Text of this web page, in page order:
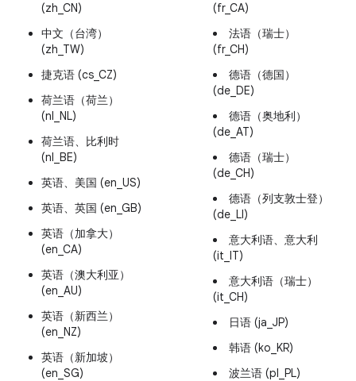
(zh_CN)
中文（台湾）
(zh_TW)
捷克语 (cs_CZ)
荷兰语（荷兰）
(nl_NL)
荷兰语、比利时
(nl_BE)
英语、美国 (en_US)
英语、英国 (en_GB)
英语（加拿大）
(en_CA)
英语（澳大利亚）
(en_AU)
英语（新西兰）
(en_NZ)
英语（新加坡）
(en_SG)
(fr_CA)
法语（瑞士）
(fr_CH)
德语（德国）
(de_DE)
德语（奥地利）
(de_AT)
德语（瑞士）
(de_CH)
德语（列支敦士登）
(de_LI)
意大利语、意大利
(it_IT)
意大利语（瑞士）
(it_CH)
日语 (ja_JP)
韩语 (ko_KR)
波兰语 (pl_PL)